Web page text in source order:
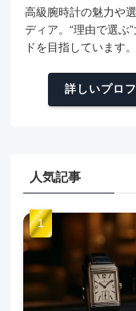
高級腕時計の魅力や
ディア。“理由で選ぶ
ドを目指しています。
詳しいプロ
人気記事